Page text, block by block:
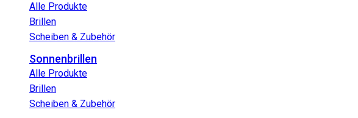
Alle Produkte
Brillen
Scheiben & Zubehör
Sonnenbrillen
Alle Produkte
Brillen
Scheiben & Zubehör